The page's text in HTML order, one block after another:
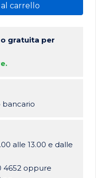
carrello
gratuita per
bancario
alle 13.00 e dalle
4652 oppure